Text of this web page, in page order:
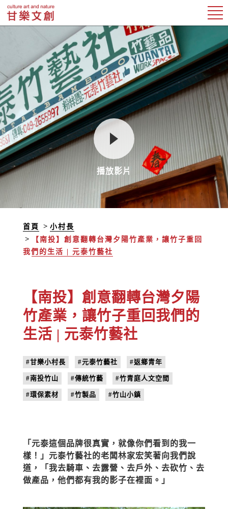
播放影片
首頁
小村長
【南投】創意翻轉台灣夕陽竹產業，讓竹子重回
我們的生活 | 元泰竹藝社
【南投】創意翻轉台灣夕陽
竹產業，讓竹子重回我們的
生活 | 元泰竹藝社
#甘樂小村長 #元泰竹藝社 #返鄉青年
#南投竹山 #傳統竹藝 #竹青庭人文空間
#環保素材 #竹製品 #竹山小鎮
「元泰這個品牌很真實，就像你們看到的我一
樣！」元泰竹藝社的老闆林家宏笑著向我們說
道，「我去騎車、去露營、去戶外、去砍竹、去
做產品，他們都有我的影子在裡面。」